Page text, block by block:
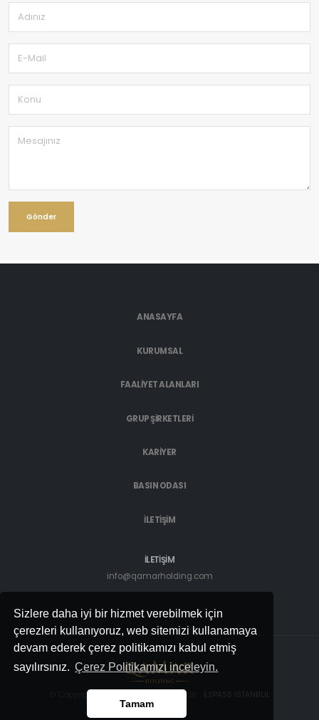
Sizlere daha iyi bir hizmet verebilmek için
çerezleri kullanıyoruz, web sitemizi kullanamaya
devam ederek çerez politikamızı kabul etmiş
sayılırsınız. Çerez Politikamızı inceleyin.
Tamam
ANASAYFA
KURUMSAL
FAALİYET ALANLARI
GRUP ŞİRKETLERİ
KARİYER
BASIN ODASI
İLETİŞİM
İLETİŞİM
info@qamarholding.com
© Copyright 2022. Tüm Hakları saklıdır. ESPASS İSTANBUL